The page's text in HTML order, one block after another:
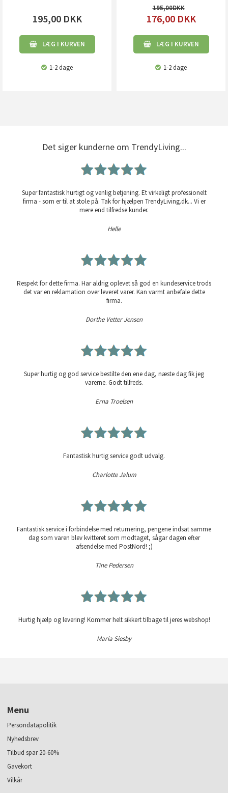
195,00 DKK
LÆG I KURVEN
1-2 dage
195,00
176,00 DKK
LÆG I KURVEN
1-2 dage
Det siger kunderne om TrendyLiving...
Super fantastisk hurtigt og venlig betjening. Et virkeligt professionelt
firma - som er til at stole på. Tak for hjælpen TrendyLiving.dk... Vi er
mere end tilfredse kunder.
Helle
Respekt for dette firma. Har aldrig oplevet så god en kundeservice trods
det var en reklamation over leveret varer. Kan varmt anbefale dette
firma.
Dorthe Vetter Jensen
Super hurtig og god service bestilte den ene dag, næste dag fik jeg
varerne. Godt tilfreds.
Erna Troelsen
Fantastisk hurtig service godt udvalg.
Charlotte Jalum
Fantastisk service i forbindelse med returnering, pengene indsat samme
dag som varen blev kvitteret som modtaget, sågar dagen efter
afsendelse med PostNord! ;)
Tine Pedersen
Hurtig hjælp og levering! Kommer helt sikkert tilbage til jeres webshop!
Maria Siesby
Menu
Persondatapolitik
Nyhedsbrev
Tilbud spar 20-60%
Gavekort
Vilkår